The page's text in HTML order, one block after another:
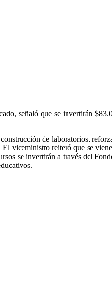
señaló que se invertirán
de laboratorios,
viceministro reiteró que se
se invertirán a través del